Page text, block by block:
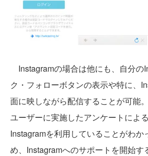
Instagramの場合は他にも、自分の
ク・フォローボタンの表示や特に、
面に映しながら配信することが可能
ユーザーに実施したアンケートによ
Instagramを利用していることがわか
め、Instagramへのサポートを開始す